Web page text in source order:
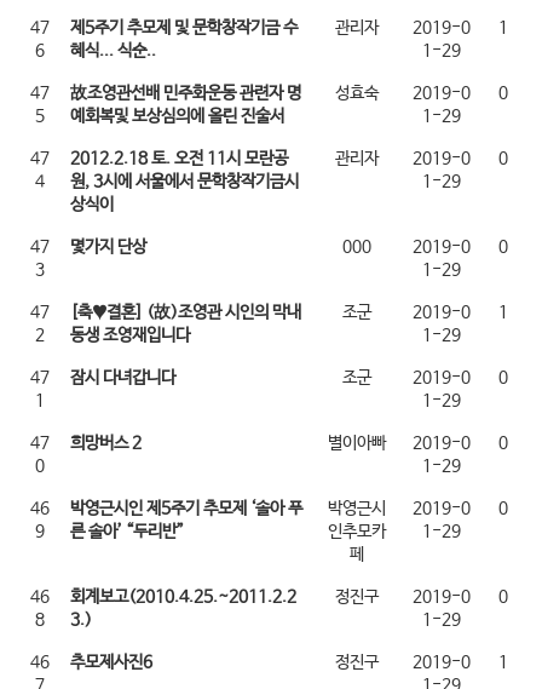
47
6
제5주기 추모제 및 문학창작기금 수
혜식... 식순..
관리자
2019-0
1-29
1
47
5
故조영관선배 민주화운동 관련자 명
예회복및 보상심의에 올린 진술서
성효숙
2019-0
1-29
0
47
4
2012.2.18 토. 오전 11시 모란공
원, 3시에 서울에서 문학창작기금시
상식이
관리자
2019-0
1-29
0
47
3
몇가지 단상 000
2019-0
1-29
0
47
2
[축♥결혼] (故)조영관 시인의 막내
동생 조영재입니다
조군
2019-0
1-29
1
47
1
잠시 다녀갑니다 조군
2019-0
1-29
0
47
0
희망버스 2 별이아빠
2019-0
1-29
0
46
9
박영근시인 제5주기 추모제 ‘솔아 푸
른 솔아’ “두리반”
박영근시
인추모카
페
2019-0
1-29
0
46
8
회계보고(2010.4.25.~2011.2.2
3.)
정진구
2019-0
1-29
0
46
7
추모제사진6 정진구
2019-0
1-29
1